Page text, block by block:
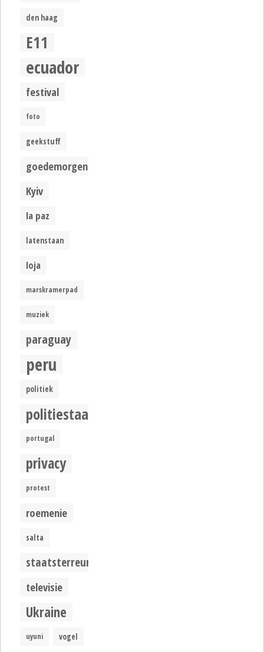
den haag
E11
ecuador
festival
foto
geekstuff
goedemorgen
Kyiv
la paz
latenstaan
loja
marskramerpad
muziek
paraguay
peru
politiek
politiestaat
portugal
privacy
protest
roemenie
salta
staatsterreur
televisie
Ukraine
uyuni vogel